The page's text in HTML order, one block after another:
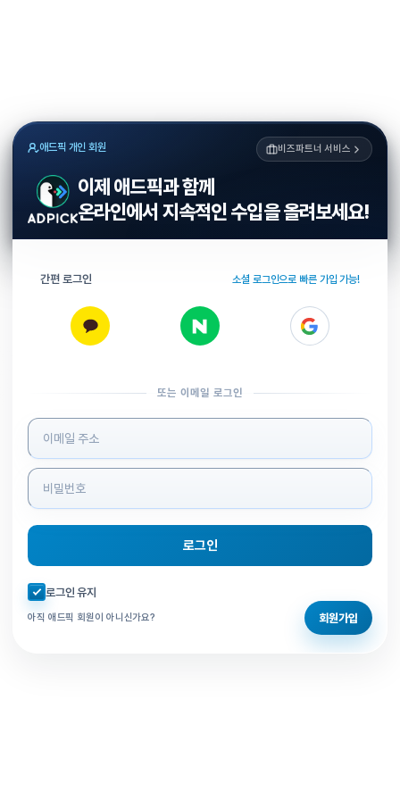
애드픽 개인 회원 비즈파트너 서비스
이제 애드픽과 함께
온라인에서 지속적인 수입을 올려보세요!
간편 로그인 소셜 로그인으로 빠른 가입 가능!
또는 이메일 로그인
로그인 정보 입력
로그인
자동로그인 체크
로그인 유지
아직 애드픽 회원이 아니신가요? 회원가입